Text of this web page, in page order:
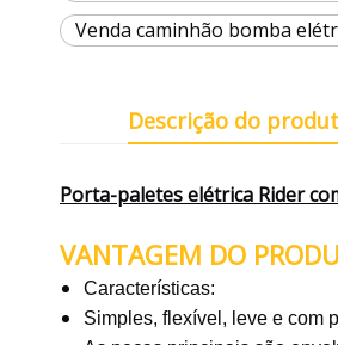
Venda caminhão bomba
Descrição do
Porta-paletes elétrica Rider
VANTAGEM DO
Características:
Simples, flexível, leve e com